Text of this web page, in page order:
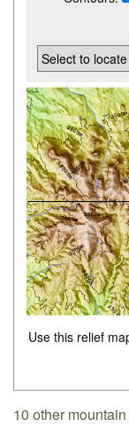
Use this relief
10 other